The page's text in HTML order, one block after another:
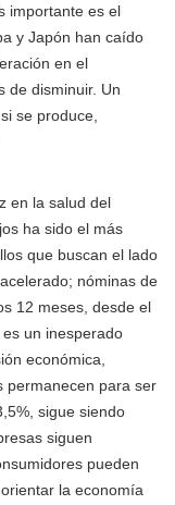
importante es el
y Japón han caído
en el
de disminuir. Un
se produce,
en la salud del
ha sido el más
que buscan el lado
nóminas de
12 meses, desde el
un inesperado
económica,
permanecen para ser
sigue siendo
siguen
pueden
la economía